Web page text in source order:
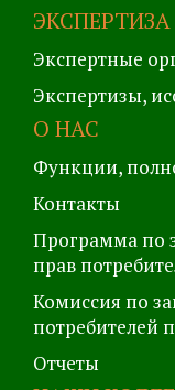
ЭКСПЕРТИЗА
Экспертные
Экспертизы,
О НАС
Функции,
Контакты
Программа по
прав
Комиссия по
потребителей
Отчеты